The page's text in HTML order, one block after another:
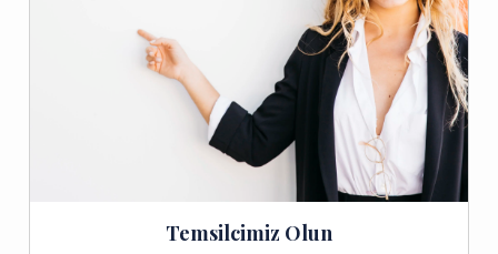
Temsilcimiz Olun